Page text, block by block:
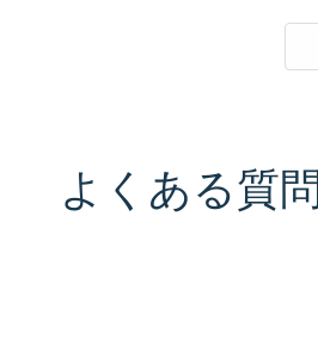
よくある質問